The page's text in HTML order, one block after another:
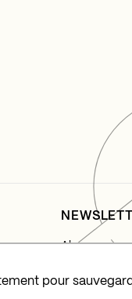
pour
Abonnez-
d'éclairage.